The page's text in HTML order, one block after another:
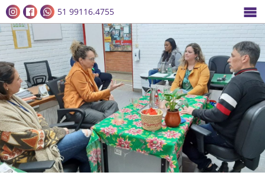
51 99116.4755